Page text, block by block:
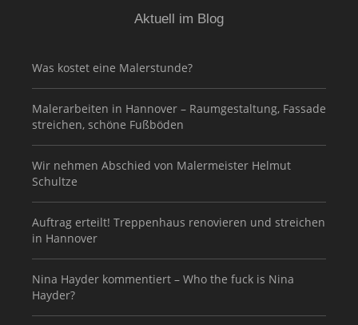
Aktuell im Blog
Was kostet eine Malerstunde?
Malerarbeiten in Hannover – Raumgestaltung, Fassade
streichen, schöne Fußböden
Wir nehmen Abschied von Malermeister Helmut
Schultze
Auftrag erteilt! Treppenhaus renovieren und streichen
in Hannover
Nina Hayder kommentiert – Who the fuck is Nina
Hayder?